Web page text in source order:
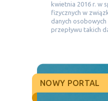
kwietnia 2016 r. w
fizycznych w
danych
przepływu takich
NOWY PORTAL